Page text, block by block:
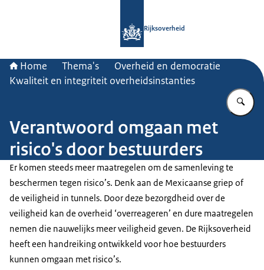
Rijksoverheid
Home Thema's
Overheid en democratie
Kwaliteit en integriteit overheidsinstanties
Verantwoord omgaan met
risico's door bestuurders
Er komen steeds meer maatregelen om de samenleving te
beschermen tegen risico’s. Denk aan de Mexicaanse griep of
de veiligheid in tunnels. Door deze bezorgdheid over de
veiligheid kan de overheid ‘overreageren’ en dure maatregelen
nemen die nauwelijks meer veiligheid geven. De Rijksoverheid
heeft een handreiking ontwikkeld voor hoe bestuurders
kunnen omgaan met risico’s.